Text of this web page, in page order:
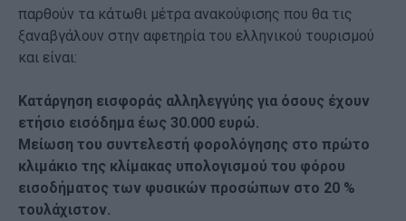
παρθούν τα κάτωθι μέτρα ανακούφισης που θα τις
ξαναβγάλουν στην αφετηρία του ελληνικού τουρισμού
και είναι:
Κατάργηση εισφοράς αλληλεγγύης για όσους έχουν
ετήσιο εισόδημα έως 30.000 ευρώ.
Μείωση του συντελεστή φορολόγησης στο πρώτο
κλιμάκιο της κλίμακας υπολογισμού του φόρου
εισοδήματος των φυσικών προσώπων στο 20 %
τουλάχιστον.